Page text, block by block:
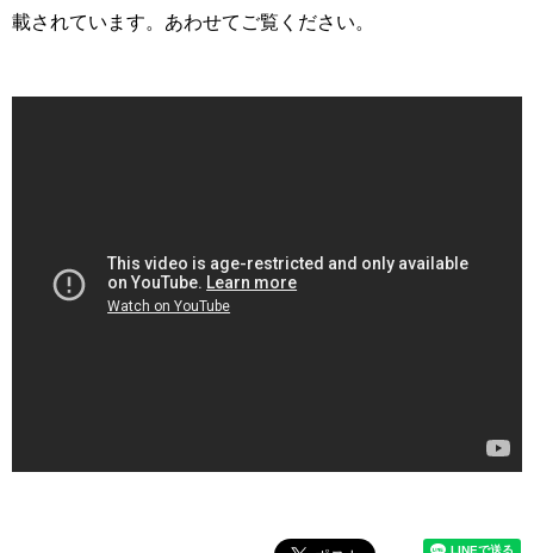
載されています。あわせてご覧ください。